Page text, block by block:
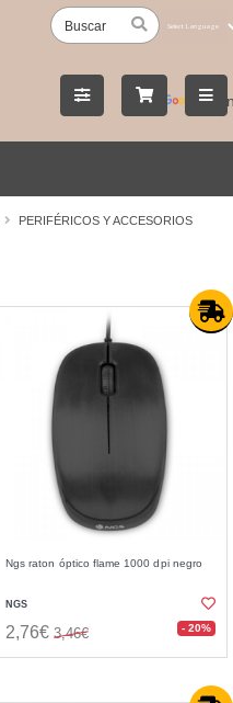
by
PERIFÉRICOS Y ACCESORIOS
Ngs raton óptico flame 1000 dpi negro
NGS
2,76€ 3,46€ - 20%